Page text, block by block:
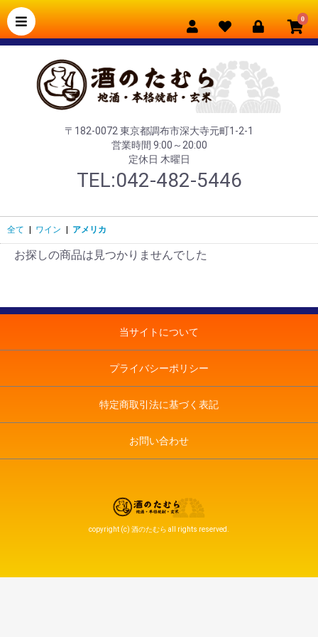
0
〒182-0072 東京都調布市深大寺元町1-2-1
営業時間 9:00～20:00
定休日 木曜日
TEL:042-482-5446
全て ワイン アメリカ
お探しの商品は見つかりませんでした
当サイトについて
プライバシーポリシー
特定商取引法に基づく表記
お問い合わせ
copyright (c) 酒のたむら all rights reserved.